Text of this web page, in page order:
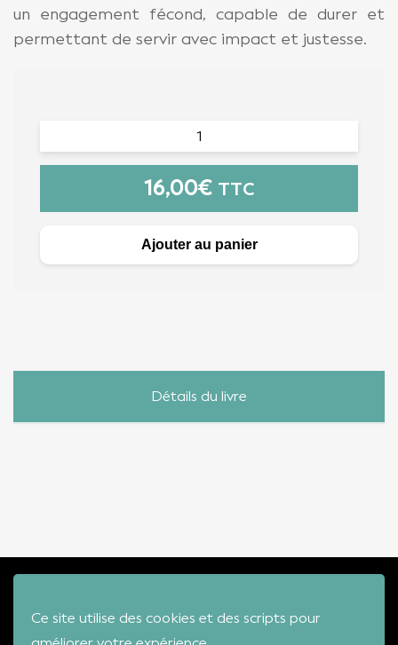
Ce site utilise des cookies et des scripts pour
un engagement fécond, capable de durer et
permettant de servir avec impact et justesse.
16,00€ TTC
Ajouter au panier
Détails du livre
VIDEOS